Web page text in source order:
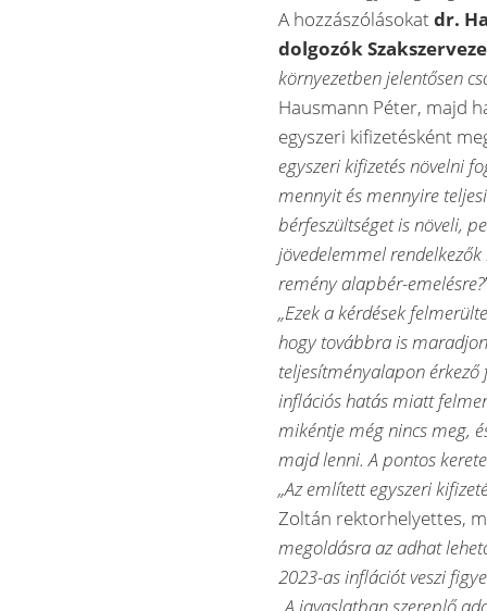
A hozzászólásokatdr.
dolgozók
környezetben jelentősen
Hausmann Péter, majd
egyszeri kifizetésként
egyszeri kifizetés növelni
mennyit és mennyire
bérfeszültséget is növeli,
jövedelemmel
remény alapbér-emelésre?
„Ezek a kérdések
hogy továbbra is
teljesítményalapon érkező
inflációs hatás miatt
mikéntje még nincs meg,
majd lenni. A pontos
„Az említett egyszeri
Zoltán rektorhelyettes,
megoldásra az adhat
2023-as inflációt veszi